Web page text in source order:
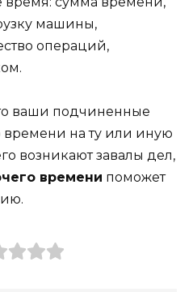
машины,
операций,
ваши подчиненные
времени на ту или иную
возникают завалы дел,
времени поможет